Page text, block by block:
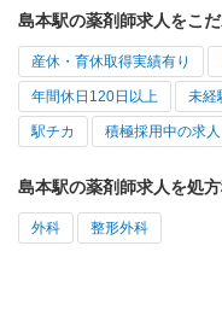
島本駅の薬剤師求人をこ
産休・育休取得実績有り
年間休日120日以上 未経
駅チカ 積極採用中の求人
島本駅の薬剤師求人を処
外科 整形外科